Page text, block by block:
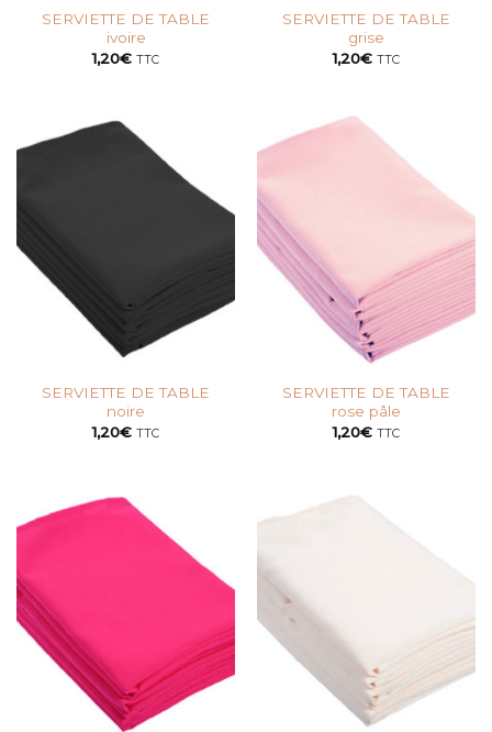
SERVIETTE DE TABLE
ivoire
1,20€ TTC
SERVIETTE DE TABLE
grise
1,20€ TTC
SERVIETTE DE TABLE
noire
1,20€ TTC
SERVIETTE DE TABLE
rose pâle
1,20€ TTC